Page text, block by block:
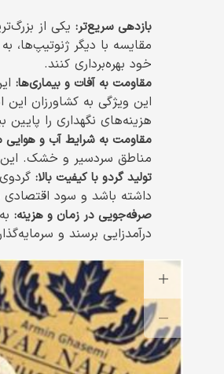
بازدهی سریع‌تر:
مقایسه با دیگر ژنوتیپ‌ها،
خود بهره‌برداری کنند.
مقاومت به آفات و بیماری‌ها:
این ویژگی به کشاورزان
هزینه‌های نگهداری را پایین
مقاومت به شرایط آب و
مناطق سردسیر و خشک. این
تولید گردو با کیفیت بالا:
داشته باشد و سود اقتصادی
صرفه‌جویی در زمان و هزینه:
درآمدزایی برسند و